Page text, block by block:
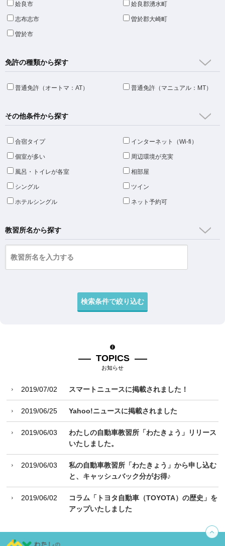
姶良市 姶良郡湧水町
志布志市 曽於郡大崎町
曽於市
免許の種類から探す
普通免許（オートマ：AT） 普通免許（マニュアル：MT）
その他条件から探す
合宿タイプ インターネット（Wi-fi）
個室が多い 周辺環境が充実
風呂・トイレが各室 相部屋
シングル ツイン
ホテルシングル ネット予約可
教習所名から探す
TOPICS
お知らせ
2019/07/02 スマートニュースに掲載されました！
2019/06/25 Yahoo!ニュースに掲載されました
2019/06/03
わたしの自動車教習所「わたきょう」リリース
いたしました。
2019/06/03
私の自動車教習所「わたきょう」から申し込む
と、キャッシュバック分がお得♪
2019/06/02
コラム「トヨタ自動車（TOYOTA）の歴史」を
アップいたしました